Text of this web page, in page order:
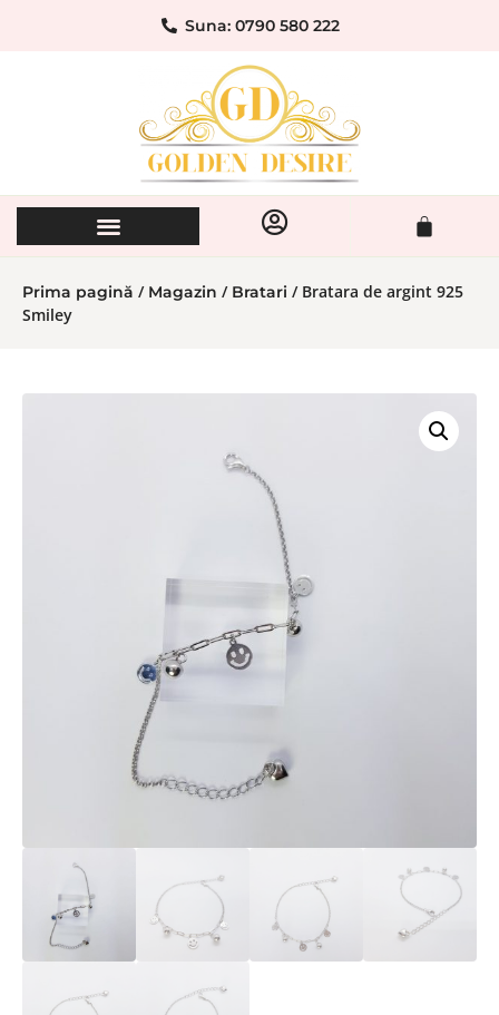
Suna: 0790 580 222
Prima pagină / Magazin / Bratari / Bratara de argint 925
Smiley